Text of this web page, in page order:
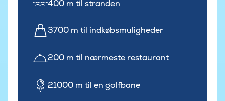
400 m til stranden
3700 m til indkøbsmuligheder
200 m til nærmeste restaurant
21000 m til en golfbane